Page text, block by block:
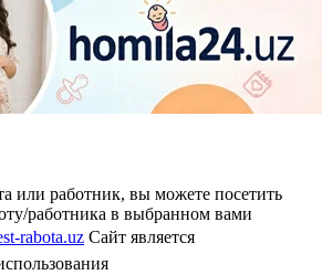
или работник, вы можете посетить
работника в выбранном вами
rabota.uz Сайт является